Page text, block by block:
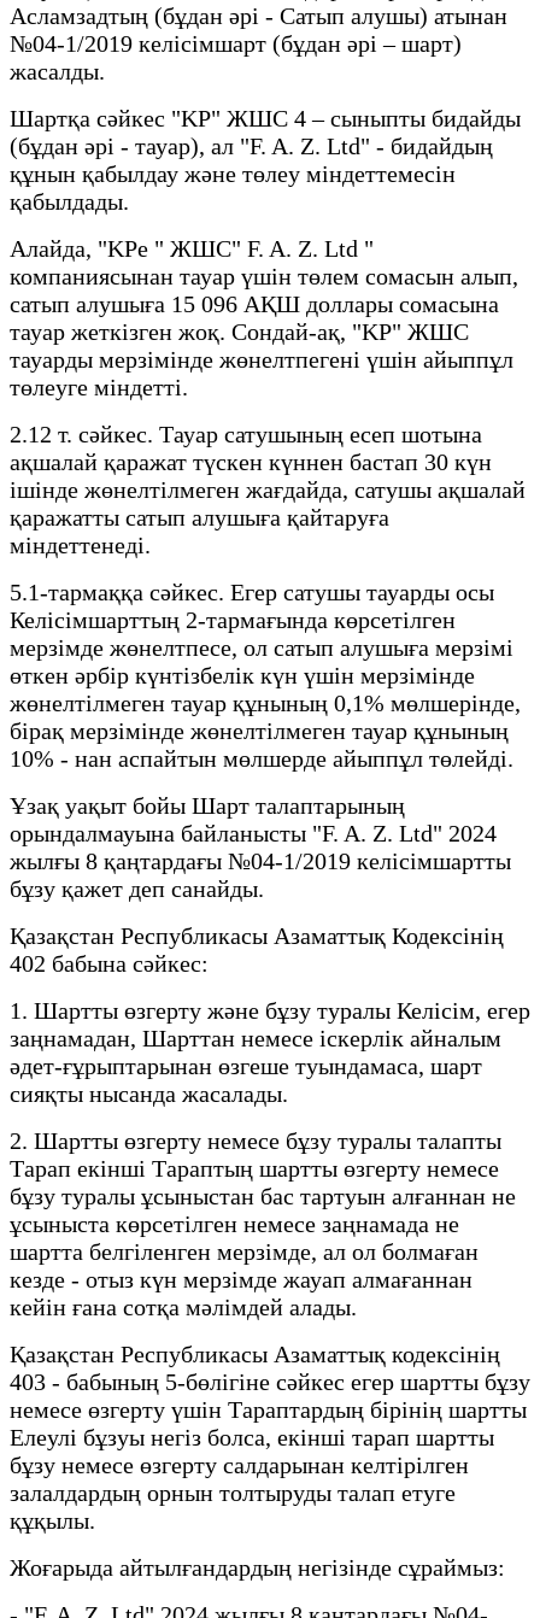
Асламзадтың (бұдан әрі - Сатып алушы) атынан
№04-1/2019 келісімшарт (бұдан әрі – шарт)
жасалды.
Шартқа сәйкес "KP" ЖШС 4 – сыныпты бидайды
(бұдан әрі - тауар), ал "F. A. Z. Ltd" - бидайдың
құнын қабылдау және төлеу міндеттемесін
қабылдады.
Алайда, "KPe " ЖШС" F. A. Z. Ltd "
компаниясынан тауар үшін төлем сомасын алып,
сатып алушыға 15 096 АҚШ доллары сомасына
тауар жеткізген жоқ. Сондай-ақ, "KP" ЖШС
тауарды мерзімінде жөнелтпегені үшін айыппұл
төлеуге міндетті.
2.12 т. сәйкес. Тауар сатушының есеп шотына
ақшалай қаражат түскен күннен бастап 30 күн
ішінде жөнелтілмеген жағдайда, сатушы ақшалай
қаражатты сатып алушыға қайтаруға
міндеттенеді.
5.1-тармаққа сәйкес. Егер сатушы тауарды осы
Келісімшарттың 2-тармағында көрсетілген
мерзімде жөнелтпесе, ол сатып алушыға мерзімі
өткен әрбір күнтізбелік күн үшін мерзімінде
жөнелтілмеген тауар құнының 0,1% мөлшерінде,
бірақ мерзімінде жөнелтілмеген тауар құнының
10% - нан аспайтын мөлшерде айыппұл төлейді.
Ұзақ уақыт бойы Шарт талаптарының
орындалмауына байланысты "F. A. Z. Ltd" 2024
жылғы 8 қаңтардағы №04-1/2019 келісімшартты
бұзу қажет деп санайды.
Қазақстан Республикасы Азаматтық Кодексінің
402 бабына сәйкес:
1. Шартты өзгерту және бұзу туралы Келісім, егер
заңнамадан, Шарттан немесе іскерлік айналым
әдет-ғұрыптарынан өзгеше туындамаса, шарт
сияқты нысанда жасалады.
2. Шартты өзгерту немесе бұзу туралы талапты
Тарап екінші Тараптың шартты өзгерту немесе
бұзу туралы ұсыныстан бас тартуын алғаннан не
ұсыныста көрсетілген немесе заңнамада не
шартта белгіленген мерзімде, ал ол болмаған
кезде - отыз күн мерзімде жауап алмағаннан
кейін ғана сотқа мәлімдей алады.
Қазақстан Республикасы Азаматтық кодексінің
403 - бабының 5-бөлігіне сәйкес егер шартты бұзу
немесе өзгерту үшін Тараптардың бірінің шартты
Елеулі бұзуы негіз болса, екінші тарап шартты
бұзу немесе өзгерту салдарынан келтірілген
залалдардың орнын толтыруды талап етуге
құқылы.
Жоғарыда айтылғандардың негізінде сұраймыз: